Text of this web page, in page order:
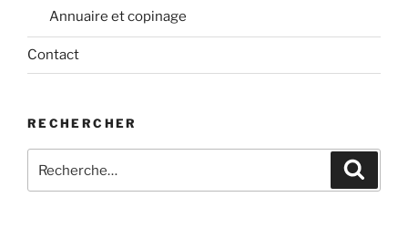
Annuaire et copinage
Contact
RECHERCHER
pour